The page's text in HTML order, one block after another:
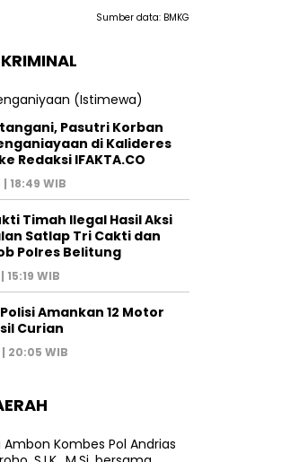
Sumber data: BMKG
Pasutri Korban
di Kalideres
Redaksi IFAKTA.CO
18:49 WIB
Timah Ilegal Hasil Aksi
Satlap Tri Cakti dan
Polres Belitung
15:19 WIB
Amankan 12 Motor
Curian
20:05 WIB